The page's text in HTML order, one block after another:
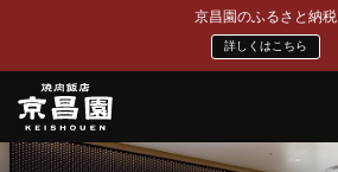
京昌園のふるさと納税
詳しくはこちら